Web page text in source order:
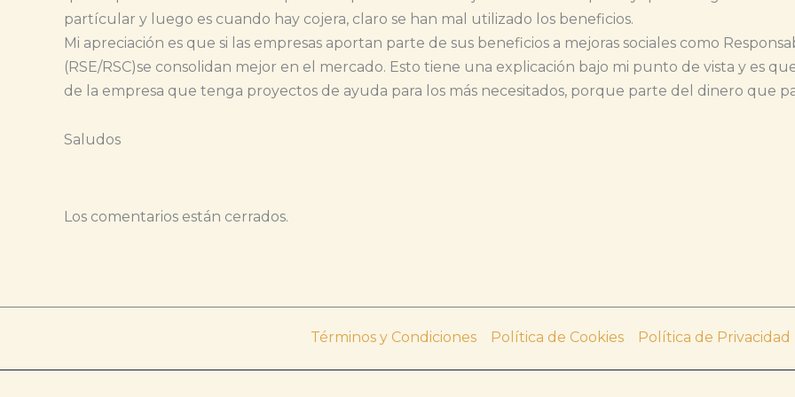
partícular y luego es cuando hay cojera, claro se han mal utilizado los beneficios.
Mi apreciación es que si las empresas aportan parte de sus beneficios a mejoras sociales como
(RSE/RSC)se consolidan mejor en el mercado. Esto tiene una explicación bajo mi punto de vista y es
de la empresa que tenga proyectos de ayuda para los más necesitados, porque parte del dinero que
Saludos
Los comentarios están cerrados.
Términos y Condiciones Política de Cookies Política de Privacidad